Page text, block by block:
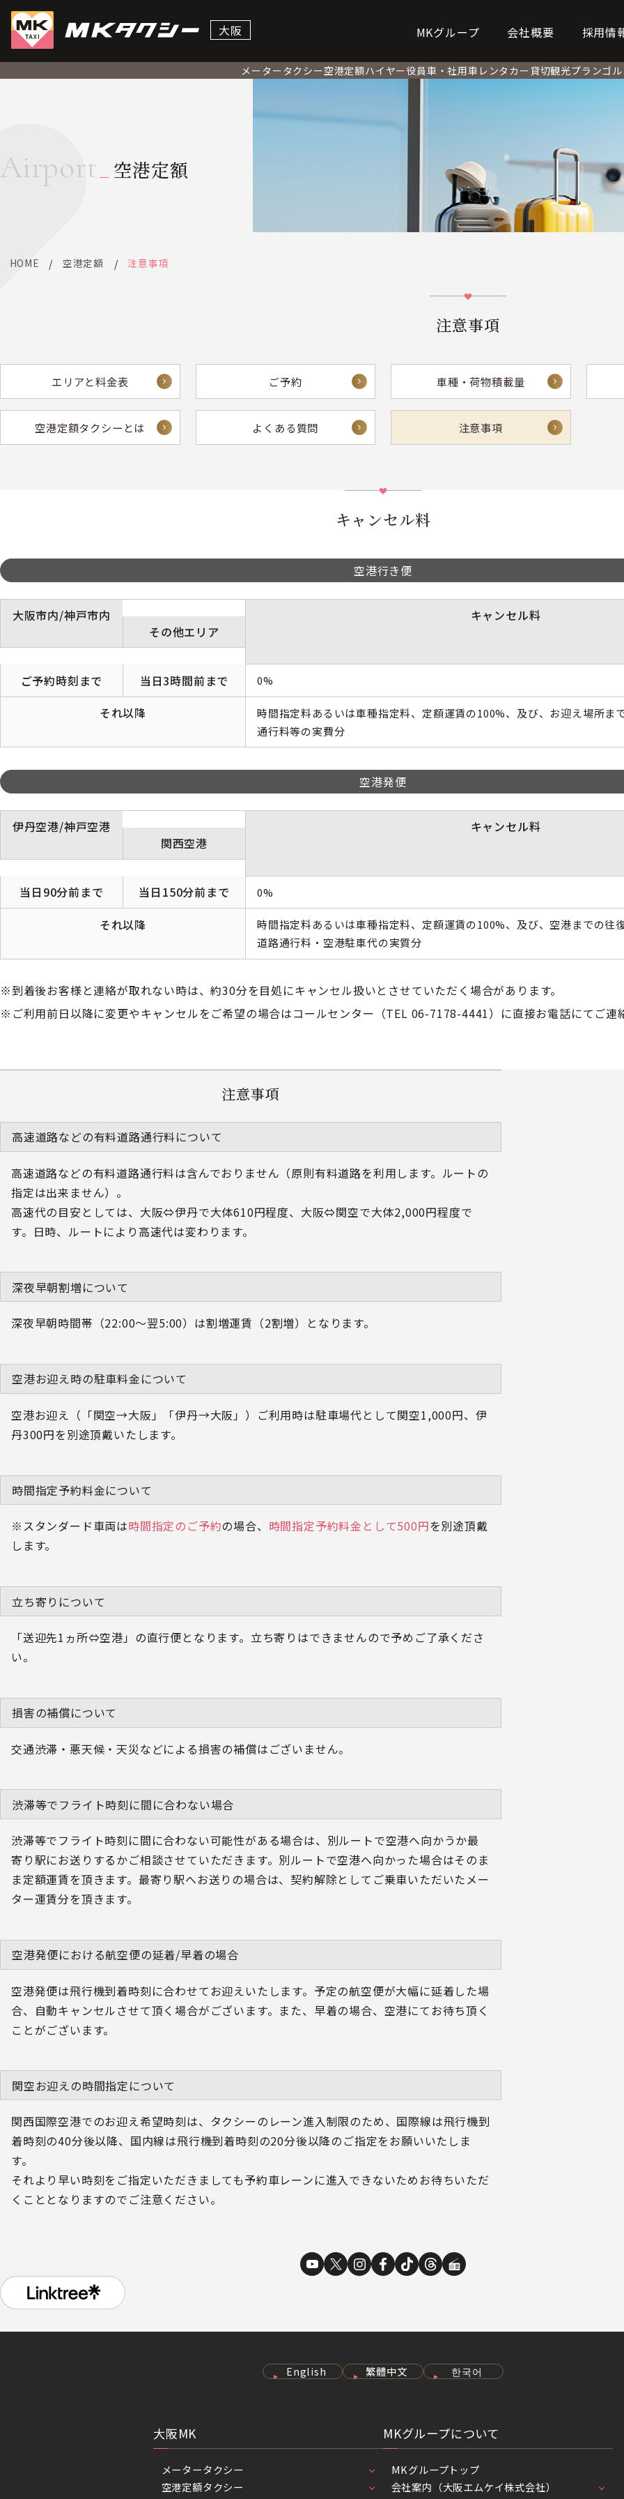
大阪 MKグループ 会社概要 採用情
メータータクシー空港定額ハイヤー役員車・社用車 レンタカー貸切観光プランゴ
Airport 空港定額
HOME 空港定額 注意事項
注意事項
エリアと料金表 ご予約 車種・荷物積載量
空港定額タクシーとは よくある質問 注意事項
キャンセル料
空港行き便
キャンセル料
大阪市内/神戸市内
ご予約時刻まで 0%
それ以降
時間指定料あるいは車種指定料、定額運賃の100%、及び、お迎え場所ま
通行料等の実費分
その他エリア
当日3時間前まで
空港発便
キャンセル料
伊丹空港/神戸空港
当日90分前まで 0%
それ以降
時間指定料あるいは車種指定料、定額運賃の100%、及び、空港までの往
道路通行料・空港駐車代の実質分
関西空港
当日150分前まで
到着後お客様と連絡が取れない時は、約30分を目処にキャンセル扱いとさせていただく場合があります。
ご利用前日以降に変更やキャンセルをご希望の場合はコールセンター（TEL 06-7178-4441）に直接お電話にてご連
注意事項
高速道路などの有料道路通行料について
高速道路などの有料道路通行料は含んでおりません（原則有料道路を利用します。ルートの
指定は出来ません）。
高速代の目安としては、大阪⇔伊丹で大体610円程度、大阪⇔関空で大体2,000円程度で
す。日時、ルートにより高速代は変わります。
深夜早朝割増について
深夜早朝時間帯（22:00～翌5:00）は割増運賃（2割増）となります。
空港お迎え時の駐車料金について
空港お迎え（「関空→大阪」「伊丹→大阪」）ご利用時は駐車場代として関空1,000円、伊
丹300円を別途頂戴いたします。
時間指定予約料金について
※スタンダード車両は時間指定のご予約の場合、 時間指定予約料金として500円を別途頂戴
します。
立ち寄りについて
「送迎先1ヵ所⇔空港」の直行便となります。立ち寄りはできませんので予めご了承くださ
い。
損害の補償について
交通渋滞・悪天候・天災などによる損害の補償はございません。
渋滞等でフライト時刻に間に合わない場合
渋滞等でフライト時刻に間に合わない可能性がある場合は、別ルートで空港へ向かうか最
寄り駅にお送りするかご相談させていただきます。別ルートで空港へ向かった場合はそのま
ま定額運賃を頂きます。最寄り駅へお送りの場合は、契約解除としてご乗車いただいたメー
ター運賃分を頂きます。
空港発便における航空便の延着/早着の場合
空港発便は飛行機到着時刻に合わせてお迎えいたします。予定の航空便が大幅に延着した場
合、自動キャンセルさせて頂く場合がございます。また、早着の場合、空港にてお待ち頂く
ことがございます。
関空お迎えの時間指定について
関西国際空港でのお迎え希望時刻は、タクシーのレーン進入制限のため、国際線は飛行機到
着時刻の40分後以降、国内線は飛行機到着時刻の20分後以降のご指定をお願いいたしま
す。
それより早い時刻をご指定いただきましても予約車レーンに進入できないためお待ちいただ
くこととなりますのでご注意ください。
English 繁體中文 한국어
大阪MK
メータータクシー
空港定額タクシー
MKグループについて
MKグループトップ
会社案内（大阪エムケイ株式会社）